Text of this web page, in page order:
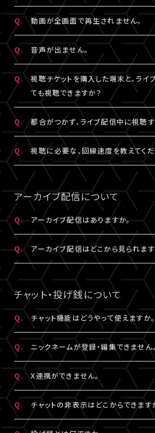
4.スペースが入っていませんか？
入力の際、前後にスペースが入ってい
なスペースを入れると認証されません
5.キーボードのNum Lock（ナムロッ
ノートパソコンをご利用の方は、
ってください。
い可能性がございます。推奨環境はこ
スマートフォン、タブレットをご利用
リ内ブラウジングではなく、指定の
は「Safari」、Androidの場合は「
用ください。
3.全て半角英数で入力できていますか
必ず半角数字でご入力ください。全
ん。
4.スペースが入っていませんか？
入力の際、前後にスペースが入って
なスペースを入れると認証されません
5.キーボードのNum Lock（ナムロッ
ノートパソコンをご利用の方は、
ってください。
ただし各配信で別途案内があった場
録画・撮影・録音を許可する案内のな
どへの無断転載・共有を行った場合
ございます。
A.
リロード（再読み込み）をお試しい
ださい。
※リロード（再読み込み）方法はご利
Q. 動画が全画面で再生されません。
A.
視聴画面の右下にある四角いボタン
切り替わります。 全画面での視聴中
面サイズに戻ります。
Q. 音声が出ません。
A.
視聴ページの動画配信プレイヤーが
いかをご確認ください。
また、ご利用の端末がマナーモード
小さくなっていないかをご確認ください
Q.
視聴チケットを購入した端末と、ラ
ても視聴できますか？
A.
視聴チケットをご購入いただいた際と
パスワードでログインいただければ、
けます。
ライブ配信を視聴する端末が推奨環
事前にサンプル動画の映像と音声が
認ください。
Q. 都合がつかず、ライブ配信中に視聴す
A.
アーカイブ配信がある場合は、視聴チ
視聴いただけます。
公演によってはアーカイブ配信のみ
購入が可能です。券種や決済方法に
が異なります。
Q. 視聴に必要な、回線速度を教えてくだ
LIVESHIPの配信をより良い画質でご
ットの安定した接続速度 (以下の表
とをお勧めします。
QUALITY
（解像度）
必要速度
1080P 15Mbps以
720P 6Mbps以
480P 2Mbps以
360P 0.8Mbps以
解像度が選択できる推奨ブラウザは下記
Windows：Chrome、Firefox、Edge
Mac：Chrome、Firefox
アーカイブ配信について
Q. アーカイブ配信はありますか。
A.
公演により異なります。
アーカイブ配信がある場合は、視聴
視聴いただけます。
公演によってはアーカイブ配信のみ
購入が可能です。券種や決済方法に
が異なります。
Q. アーカイブ配信はどこから見られます
A.
アーカイブ配信がある場合は、ライ
でご視聴いただけます。
配信視聴ページは、各公演のチケット
内「チケット購入情報」よりアクセス
※「決済完了のお知らせ」メールでも
チャット・投げ銭について
Q. チャット機能はどうやって使えますか。
A.
ライブ配信中にご利用いただけるサー
ただし、公演によってはチャット機能
あります。
詳細はチケット販売ページでご確認く
Q. ニックネームが登録・編集できません。
A.
チャットをするには、ニックネームの
ニックネームは「マイページ
」内「投
です。
絵文字・機種依存文字等が含まれて
でご注意ください。
Q. X連携ができません。
A. X連携は「マイページ」内「投稿設定」
詳しくは こちらをご確認ください。
※X連携は配信視聴ページからも設定
Q. チャットの非表示はどこからできます
A. チャット欄下部の「チャットを非表示